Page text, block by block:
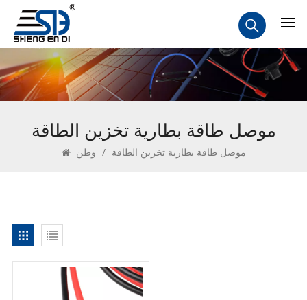
موصل طاقة بطارية تخزين الطاقة
وطن / موصل طاقة بطارية تخزين الطاقة